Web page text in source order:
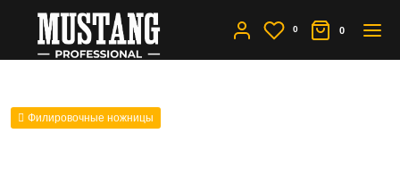
0 0
Филировочные ножницы